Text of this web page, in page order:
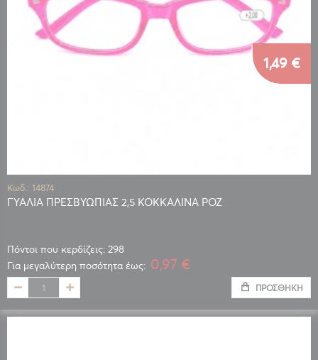
Κωδ.: 14874
ΓΥΑΛΙΑ ΠΡΕΣΒΥΩΠΙΑΣ 2,5 ΚΟΚΚΑΛΙΝΑ ΡΟΖ
Πόντοι που κερδίζεις: 298
1,49 €
Για μεγαλύτερη ποσότητα έως: 0,97 €
ΠΡΟΣΘΉΚΗ